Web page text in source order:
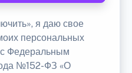
я даю свое
персональных
с Федеральным
№152-ФЗ «О